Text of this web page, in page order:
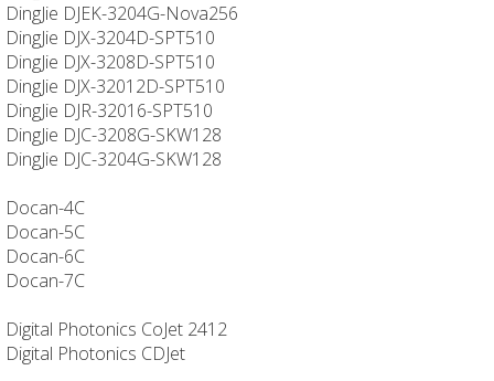
DingJie DJEK-3204G-Nova256
DingJie DJX-3204D-SPT510
DingJie DJX-3208D-SPT510
DingJie DJX-32012D-SPT510
DingJie DJR-32016-SPT510
DingJie DJC-3208G-SKW128
DingJie DJC-3204G-SKW128
Docan-4C
Docan-5C
Docan-6C
Docan-7C
Digital Photonics CoJet 2412
Digital Photonics CDJet